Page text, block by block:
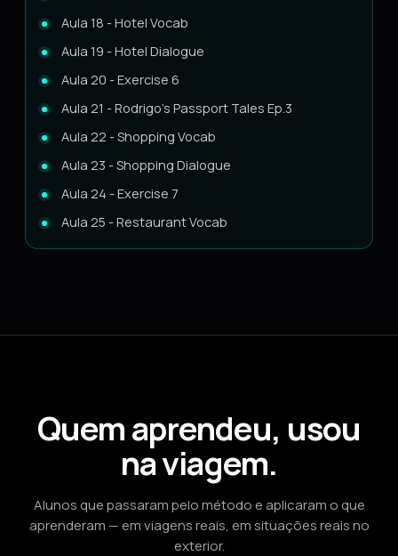
Aula 18 - Hotel Vocab
Aula 19 - Hotel Dialogue
Aula 20 - Exercise 6
Aula 21 - Rodrigo's Passport Tales Ep.3
Aula 22 - Shopping Vocab
Aula 23 - Shopping Dialogue
Aula 24 - Exercise 7
Aula 25 - Restaurant Vocab
Quem aprendeu, usou
na viagem.
Alunos que passaram pelo método e aplicaram o que
aprenderam — em viagens reais, em situações reais no
exterior.